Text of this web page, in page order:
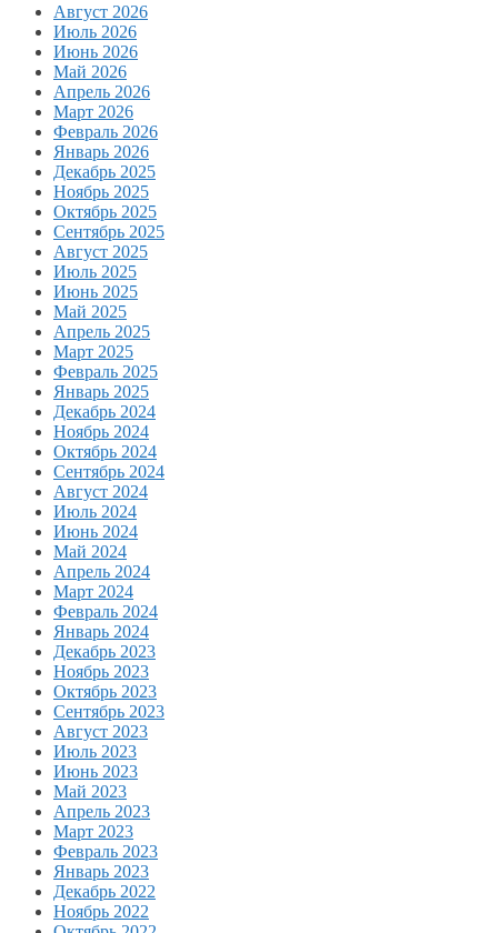
Август 2026
Июль 2026
Июнь 2026
Май 2026
Апрель 2026
Март 2026
Февраль 2026
Январь 2026
Декабрь 2025
Ноябрь 2025
Октябрь 2025
Сентябрь 2025
Август 2025
Июль 2025
Июнь 2025
Май 2025
Апрель 2025
Март 2025
Февраль 2025
Январь 2025
Декабрь 2024
Ноябрь 2024
Октябрь 2024
Сентябрь 2024
Август 2024
Июль 2024
Июнь 2024
Май 2024
Апрель 2024
Март 2024
Февраль 2024
Январь 2024
Декабрь 2023
Ноябрь 2023
Октябрь 2023
Сентябрь 2023
Август 2023
Июль 2023
Июнь 2023
Май 2023
Апрель 2023
Март 2023
Февраль 2023
Январь 2023
Декабрь 2022
Ноябрь 2022